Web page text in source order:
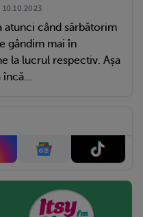
10.10.2023
atunci când sărbătorim
gândim mai în
la lucrul respectiv. Așa
încă...